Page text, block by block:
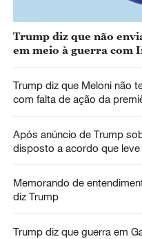
Trump diz que não
em meio à guerra com
Trump diz que Meloni não
com falta de ação da
Após anúncio de Trump
disposto a acordo que
Memorando de
diz Trump
Trump diz que guerra em